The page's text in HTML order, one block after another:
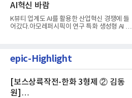
AI혁신 바람
K뷰티 업계도 AI를 활용한 산업혁신 경쟁에 들
어갔다.아모레퍼시픽이 연구 특화 생성형 AI 플
epic-Highlight
[보스상륙작전-한화 3형제 ② 김동
원]